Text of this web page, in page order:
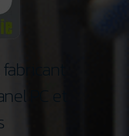
fabricant
PC et